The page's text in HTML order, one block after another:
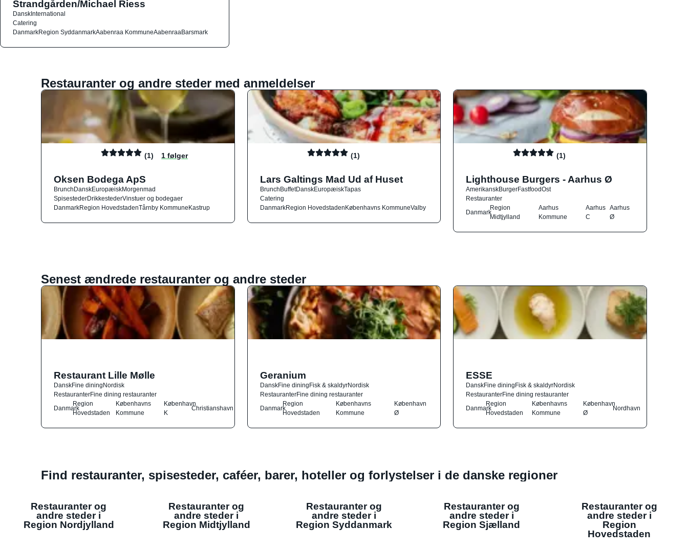
Strandgården/Michael Riess
DanskInternational
Catering
DanmarkRegion SyddanmarkAabenraa KommuneAabenraaBarsmark
Restauranter og andre steder med anmeldelser
(1) 1 følger
Oksen Bodega ApS
BrunchDanskEuropæiskMorgenmad
SpisestederDrikkestederVinstuer og bodegaer
DanmarkRegion HovedstadenTårnby KommuneKastrup
(1)
Lars Galtings Mad Ud af Huset
BrunchBuffetDanskEuropæiskTapas
Catering
DanmarkRegion HovedstadenKøbenhavns KommuneValby
(1)
Lighthouse Burgers - Aarhus Ø
AmerikanskBurgerFastfoodOst
Restauranter
Danmark
Region
Midtjylland
Aarhus
Kommune
Aarhus
C
Aarhus
Ø
Senest ændrede restauranter og andre steder
Restaurant Lille Mølle
DanskFine diningNordisk
RestauranterFine dining restauranter
Danmark
Region
Hovedstaden
Københavns
Kommune
København
K
Christianshavn
Geranium
DanskFine diningFisk & skaldyrNordisk
RestauranterFine dining restauranter
Danmark
Region
Hovedstaden
Københavns
Kommune
København
Ø
ESSE
DanskFine diningFisk & skaldyrNordisk
RestauranterFine dining restauranter
Danmark
Region
Hovedstaden
Københavns
Kommune
København
Ø
Nordhavn
Find restauranter, spisesteder, caféer, barer, hoteller og forlystelser i de danske regioner
Restauranter og
andre steder i
Region Nordjylland
Restauranter og
andre steder i
Region Midtjylland
Restauranter og
andre steder i
Region Syddanmark
Restauranter og
andre steder i
Region Sjælland
Restauranter og
andre steder i
Region
Hovedstaden